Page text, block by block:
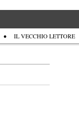
IL VECCHIO LETTORE